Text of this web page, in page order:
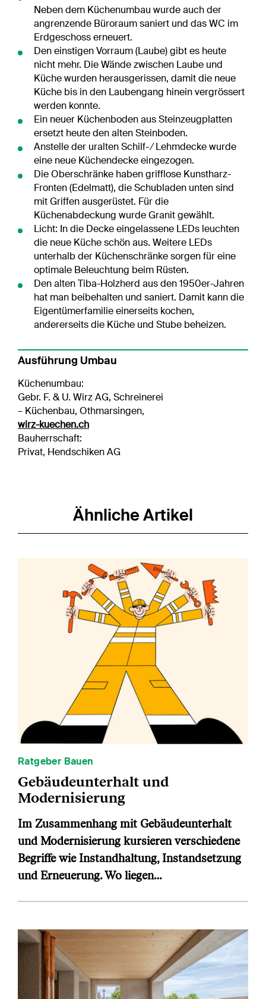
Neben dem Küchenumbau wurde auch der
angrenzende Büroraum saniert und das WC im
Erdgeschoss erneuert.
Den einstigen Vorraum (Laube) gibt es heute
nicht mehr. Die Wände zwischen Laube und
Küche wurden herausgerissen, damit die neue
Küche bis in den Laubengang hinein vergrössert
werden konnte.
Ein neuer Küchenboden aus Steinzeugplatten
ersetzt heute den alten Steinboden.
Anstelle der uralten Schilf- ∕ Lehmdecke wurde
eine neue Küchendecke eingezogen.
Die Oberschränke haben grifflose Kunstharz-
Fronten (Edelmatt), die Schubladen unten sind
mit Griffen ausgerüstet. Für die
Küchenabdeckung wurde Granit gewählt.
Licht: In die Decke eingelassene LEDs leuchten
die neue Küche schön aus. Weitere LEDs
unterhalb der Küchenschränke sorgen für eine
optimale Beleuchtung beim Rüsten.
Den alten Tiba-Holzherd aus den 1950er-Jahren
hat man beibehalten und saniert. Damit kann die
Eigentümerfamilie einerseits kochen,
andererseits die Küche und Stube beheizen.
Ausführung Umbau
Küchenumbau:
Gebr. F. & U. Wirz AG, Schreinerei
– Küchenbau, Othmarsingen,
wirz-kuechen.ch
Bauherrschaft:
Privat, Hendschiken AG
Ähnliche Artikel
Ratgeber Bauen
Gebäudeunterhalt und
Modernisierung
Im Zusammenhang mit Gebäudeunterhalt
und Modernisierung kursieren verschiedene
Begriffe wie Instandhaltung, Instandsetzung
und Erneuerung. Wo liegen…